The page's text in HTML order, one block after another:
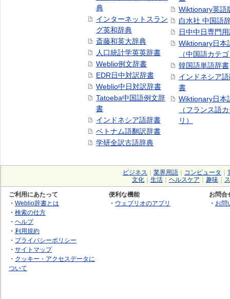
典
インターネットスラン
グ英和辞典
斎藤和英大辞典
人口統計学英英辞書
Weblio例文辞書
EDR日中対訳辞書
Weblio中日対訳辞書
Tatoeba中国語例文辞
書
インドネシア語辞書
ベトナム語翻訳辞書
学研全訳古語辞典
Wiktionary英語
白水社 中国語
日中中日専門
Wiktionary日本
（中国語カテ
韓国語単語辞書
インドネシア
書
Wiktionary日本
（フランス語
リ）
ビジネス 業界用語 コンピュータ
文化
生活 ヘルスケア 趣味
ご利用にあたって
・ Weblio辞書とは
・ 検索の仕方
・ ヘルプ
・ 利用規約
・ プライバシーポリシー
・ サイトマップ
・ クッキー・アクセスデータに
ついて
便利な機能
・ ウェブリオのアプリ
お問合
・ お問